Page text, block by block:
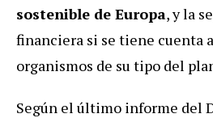
sostenible de Europa, y la
financiera si se tiene cuenta
organismos de su tipo del
Según el último informe del